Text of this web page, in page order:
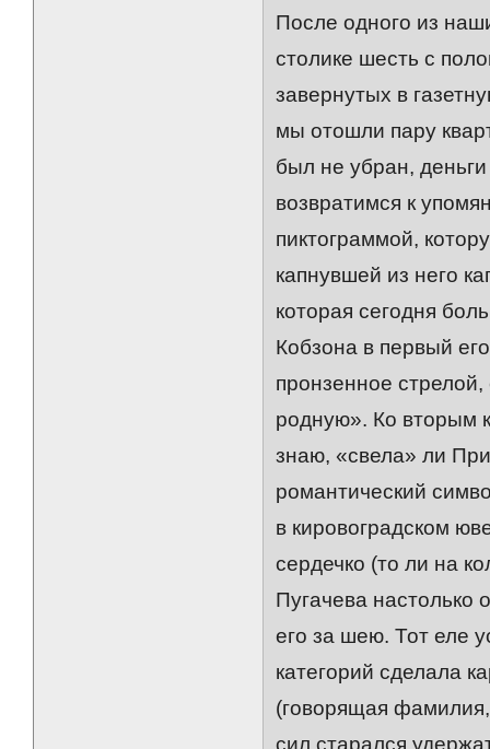
После одного из
столике шесть с
завернутых в
мы отошли пару
был не убран,
возвратимся к
пиктограммой,
капнувшей из него
которая сегодня
Кобзона в первый
пронзенное
родную». Ко вторым
знаю, «свела» ли
романтический
в кировоградском
сердечко (то ли на
Пугачева настолько
его за шею. Тот еле
категорий сделала
(говорящая